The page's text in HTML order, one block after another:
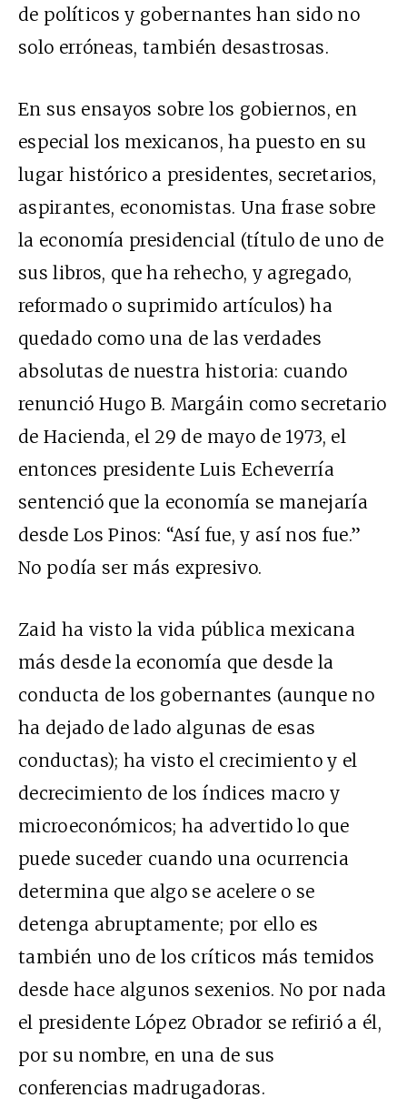
de políticos y gobernantes han sido no
solo erróneas, también desastrosas.
En sus ensayos sobre los gobiernos, en
especial los mexicanos, ha puesto en su
lugar histórico a presidentes, secretarios,
aspirantes, economistas. Una frase sobre
la economía presidencial (título de uno de
sus libros, que ha rehecho, y agregado,
reformado o suprimido artículos) ha
quedado como una de las verdades
absolutas de nuestra historia: cuando
renunció Hugo B. Margáin como secretario
de Hacienda, el 29 de mayo de 1973, el
entonces presidente Luis Echeverría
sentenció que la economía se manejaría
desde Los Pinos: “Así fue, y así nos fue.”
No podía ser más expresivo.
Zaid ha visto la vida pública mexicana
más desde la economía que desde la
conducta de los gobernantes (aunque no
ha dejado de lado algunas de esas
conductas); ha visto el crecimiento y el
decrecimiento de los índices macro y
microeconómicos; ha advertido lo que
puede suceder cuando una ocurrencia
determina que algo se acelere o se
detenga abruptamente; por ello es
también uno de los críticos más temidos
desde hace algunos sexenios. No por nada
el presidente López Obrador se refirió a él,
por su nombre, en una de sus
conferencias madrugadoras.